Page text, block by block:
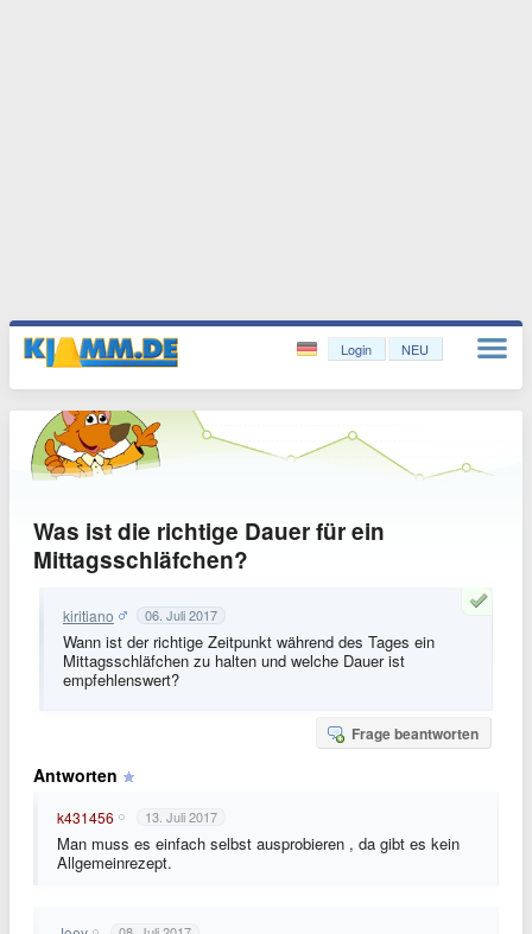
Login NEU
Was ist die richtige Dauer für ein
Mittagsschläfchen?
kiritiano 06. Juli 2017
Wann ist der richtige Zeitpunkt während des Tages ein
Mittagsschläfchen zu halten und welche Dauer ist
empfehlenswert?
Frage beantworten
Antworten
k431456 13. Juli 2017
Man muss es einfach selbst ausprobieren , da gibt es kein
Allgemeinrezept.